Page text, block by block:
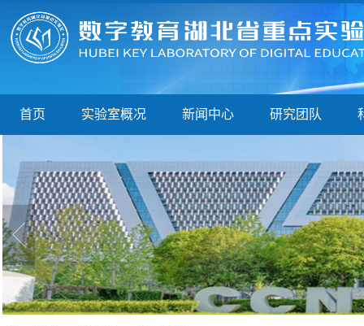
首页 实验室概况 新闻中心 研究团队